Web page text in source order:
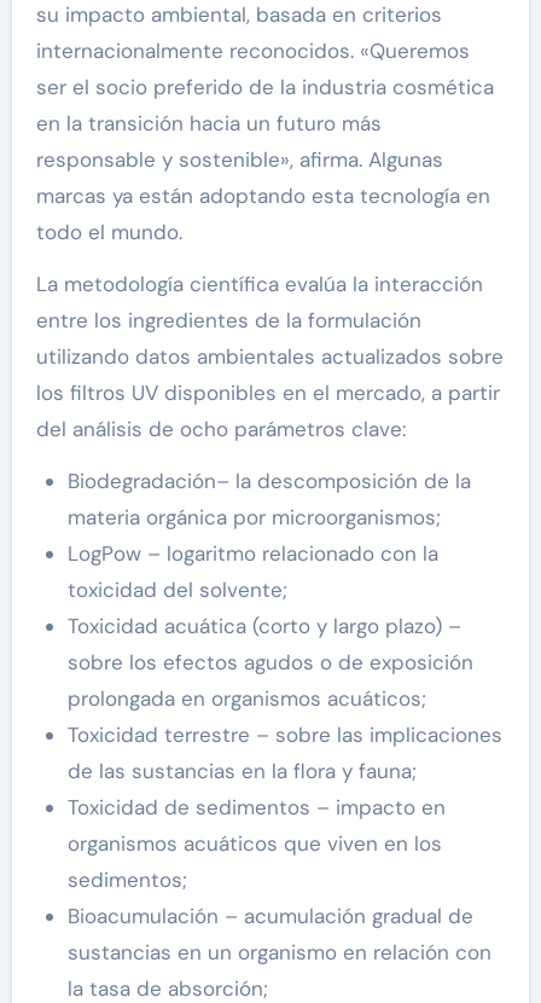
su impacto ambiental, basada en criterios
internacionalmente reconocidos. «Queremos
ser el socio preferido de la industria cosmética
en la transición hacia un futuro más
responsable y sostenible», afirma. Algunas
marcas ya están adoptando esta tecnología en
todo el mundo.
La metodología científica evalúa la interacción
entre los ingredientes de la formulación
utilizando datos ambientales actualizados sobre
los filtros UV disponibles en el mercado, a partir
del análisis de ocho parámetros clave:
Biodegradación– la descomposición de la
materia orgánica por microorganismos;
LogPow – logaritmo relacionado con la
toxicidad del solvente;
Toxicidad acuática (corto y largo plazo) –
sobre los efectos agudos o de exposición
prolongada en organismos acuáticos;
Toxicidad terrestre – sobre las implicaciones
de las sustancias en la flora y fauna;
Toxicidad de sedimentos – impacto en
organismos acuáticos que viven en los
sedimentos;
Bioacumulación – acumulación gradual de
sustancias en un organismo en relación con
la tasa de absorción;